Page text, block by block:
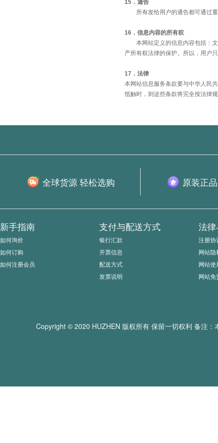
15．通告
所有发给用户的通告都可通过重
16．信息内容的所有权
本网站定义的信息内容包括：文
产所有权法律的保护。所以，用户
17．法律
本网站信息服务条款要与中华人民
抵触时，则这些条款将完全按法律
全球货源 轻松选购 原装正
新手指南
如何询价
如何订购
如何注册会员
支付与配送方式
银行汇款
开票信息
配送方式
发票说明
法
注册协
网站隐
网站使
网站免
Copyright © 2020 HUZHEN 版权所有 保留一切权利 备注